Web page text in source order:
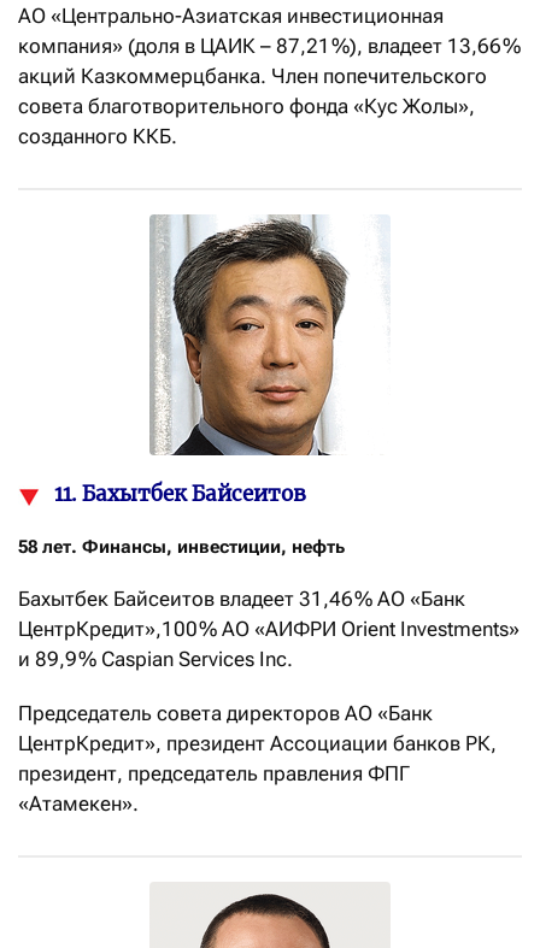
АО «Центрально-Азиатская инвестиционная
компания» (доля в ЦАИК – 87,21 %), владеет 13,66 %
акций Казкоммерцбанка. Член попечительского
совета благотворительного фонда «Кус Жолы»,
созданного ККБ.
11. Бахытбек Байсеитов
58 лет. Финансы, инвестиции, нефть
Бахытбек Байсеитов владеет 31,46 % АО «Банк
ЦентрКредит»,100 % АО «АИФРИ Orient Investments»
и 89,9 % Caspian Services Inc.
Председатель совета директоров АО «Банк
ЦентрКредит», президент Ассоциации банков РК,
президент, председатель правления ФПГ
«Атамекен».